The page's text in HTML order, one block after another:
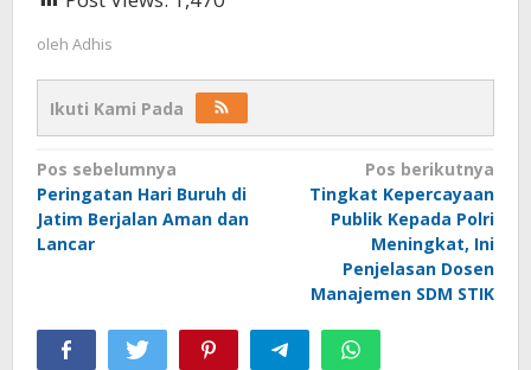
oleh Adhis
Ikuti Kami Pada
Navigasi
pos
Pos sebelumnya
Peringatan Hari Buruh di
Jatim Berjalan Aman dan
Lancar
Pos berikutnya
Tingkat Kepercayaan
Publik Kepada Polri
Meningkat, Ini
Penjelasan Dosen
Manajemen SDM STIK